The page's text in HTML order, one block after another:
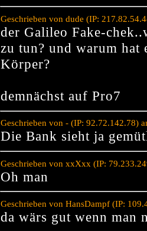
Geschrieben von dude (IP:
der Galileo Fake-
zu tun? und warum hat
Körper?
demnächst auf Pro7
Geschrieben von - (IP: 92.72.142.78)
Die Bank sieht ja
Geschrieben von xxXxx (IP:
Oh man
Geschrieben von HansDampf (IP:
da wärs gut wenn man